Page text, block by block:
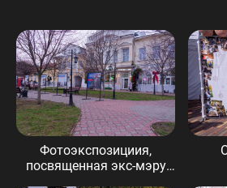
Фотоэкспозициия,
посвященная экс-мэру